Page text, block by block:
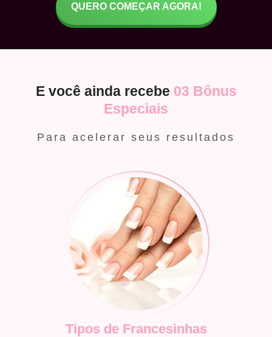
QUERO COMEÇAR AGORA!
E você ainda recebe 03 Bônus
Especiais
Para acelerar seus resultados
Tipos de Francesinhas